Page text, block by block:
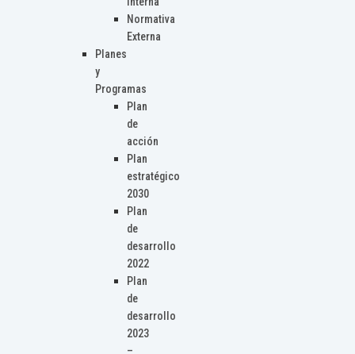
Normativa
Externa
Planes
y
Programas
Plan
de
acción
Plan
estratégico
2030
Plan
de
desarrollo
2022
Plan
de
desarrollo
2023
–